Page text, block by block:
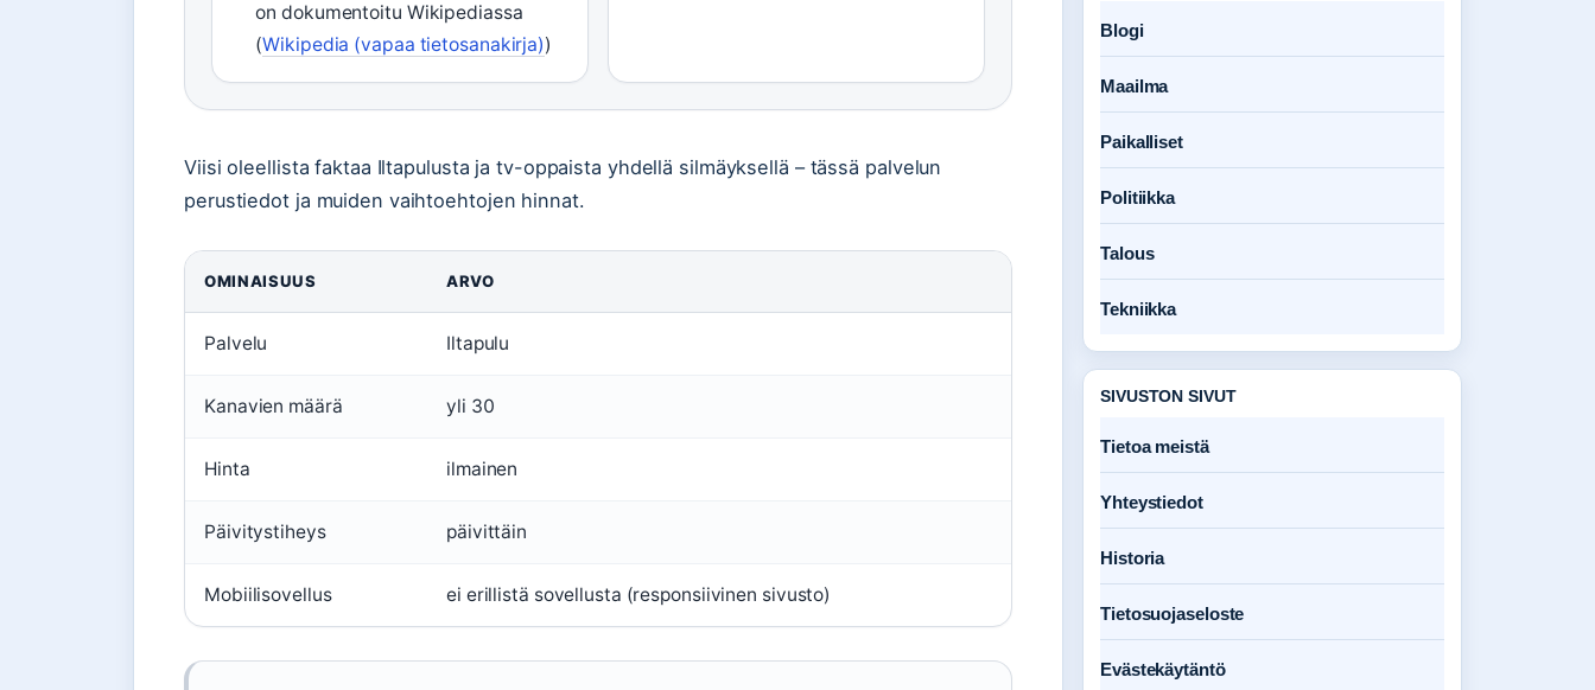
on dokumentoitu Wikipediassa
(Wikipedia (vapaa tietosanakirja))
Viisi oleellista faktaa Iltapulusta ja tv-oppaista yhdellä silmäyksellä – tässä palvelun
perustiedot ja muiden vaihtoehtojen hinnat.
OMINAISUUS ARVO
Palvelu Iltapulu
Kanavien määrä yli 30
Hinta ilmainen
Päivitystiheys päivittäin
Mobiilisovellus ei erillistä sovellusta (responsiivinen sivusto)
Blogi
Maailma
Paikalliset
Politiikka
Talous
Tekniikka
SIVUSTON SIVUT
Tietoa meistä
Yhteystiedot
Historia
Tietosuojaseloste
Evästekäytäntö